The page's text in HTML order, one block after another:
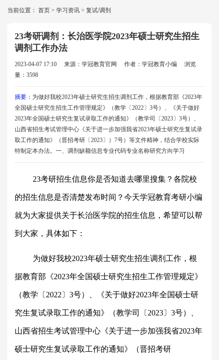
当前位置： 首页 > 学习资讯 > 复试/调剂
23考研调剂：长治医学院2023年硕士研究生招生
调剂工作办法
2023-04-07 17:10 来源：学冠教育官网 作者：学冠教育小编
浏览
量：3598
摘要： 为做好我校2023年硕士研究生招生调剂工作，根据教育部《2023年
全国硕士研究生招生工作管理规定》（教学〔2022〕3号）、《关于做好
2023年全国硕士研究生复试录取工作的通知》（教学司〔2023〕3号）、
山西省招生考试管理中心《关于进一步加强我省2023年硕士研究生复试录
取工作的通知》（晋招考研〔2023〕）7号）等文件精神，结合学校实际
特制定本办法。一、调剂缺额信息专业代码专业名称研究方向学习
23考研招生信息你是否知道去哪里搜集？各院校
的招生信息是否清楚发布时间？今天学冠教育考研小编
就为大家提供关于长治医学院的招生信息，希望可以帮
到大家，具体如下：
为做好我校2023年硕士研究生招生调剂工作，根
据教育部《2023年全国硕士研究生招生工作管理规定》
（教学〔2022〕3号）、《关于做好2023年全国硕士研
究生复试录取工作的通知》（教学司〔2023〕3号）
山西省招生考试管理中心《关于进一步加强我省2023年
硕士研究生复试录取工作的通知》（晋招考研